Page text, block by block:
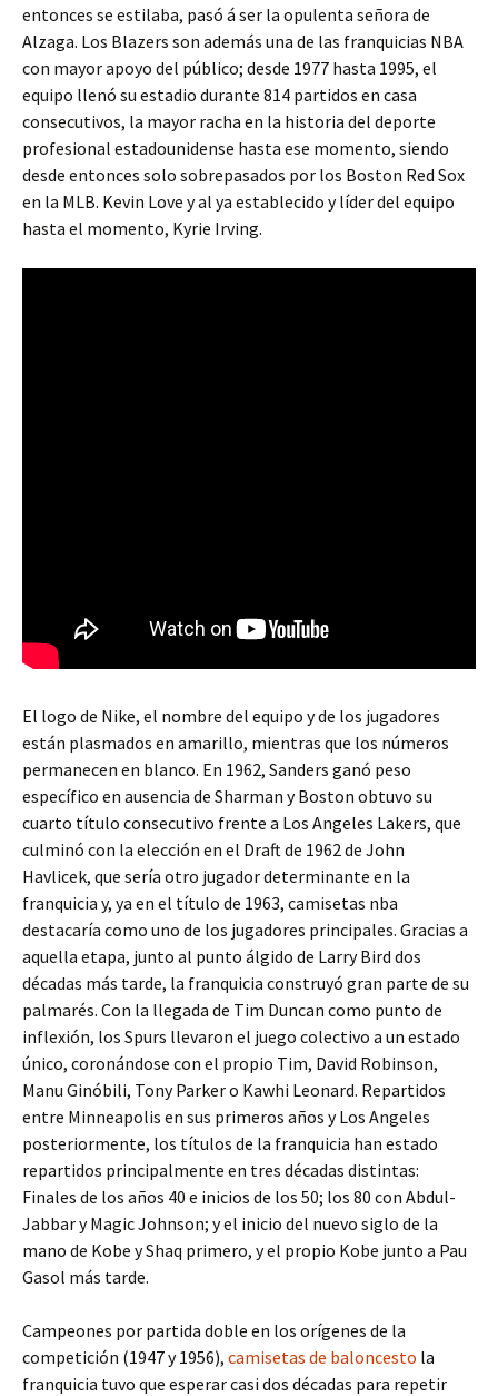
entonces se estilaba, pasó á ser la opulenta señora de
Alzaga. Los Blazers son además una de las franquicias NBA
con mayor apoyo del público; desde 1977 hasta 1995, el
equipo llenó su estadio durante 814 partidos en casa
consecutivos, la mayor racha en la historia del deporte
profesional estadounidense hasta ese momento, siendo
desde entonces solo sobrepasados por los Boston Red Sox
en la MLB. Kevin Love y al ya establecido y líder del equipo
hasta el momento, Kyrie Irving.
El logo de Nike, el nombre del equipo y de los jugadores
están plasmados en amarillo, mientras que los números
permanecen en blanco. En 1962, Sanders ganó peso
específico en ausencia de Sharman y Boston obtuvo su
cuarto título consecutivo frente a Los Angeles Lakers, que
culminó con la elección en el Draft de 1962 de John
Havlicek, que sería otro jugador determinante en la
franquicia y, ya en el título de 1963, camisetas nba
destacaría como uno de los jugadores principales. Gracias a
aquella etapa, junto al punto álgido de Larry Bird dos
décadas más tarde, la franquicia construyó gran parte de su
palmarés. Con la llegada de Tim Duncan como punto de
inflexión, los Spurs llevaron el juego colectivo a un estado
único, coronándose con el propio Tim, David Robinson,
Manu Ginóbili, Tony Parker o Kawhi Leonard. Repartidos
entre Minneapolis en sus primeros años y Los Angeles
posteriormente, los títulos de la franquicia han estado
repartidos principalmente en tres décadas distintas:
Finales de los años 40 e inicios de los 50; los 80 con Abdul-
Jabbar y Magic Johnson; y el inicio del nuevo siglo de la
mano de Kobe y Shaq primero, y el propio Kobe junto a Pau
Gasol más tarde.
Campeones por partida doble en los orígenes de la
competición (1947 y 1956), camisetas de baloncesto la
franquicia tuvo que esperar casi dos décadas para repetir